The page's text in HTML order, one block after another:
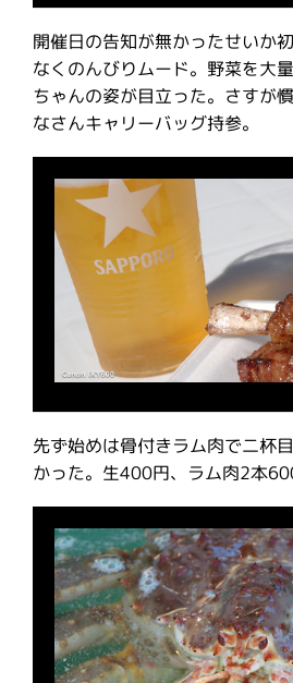
開催日の告知が無かったせいか
なくのんびりムード。野菜を大
ちゃんの姿が目立った。さすが
なさんキャリーバッグ持参。
先ず始めは骨付きラム肉で二杯
かった。生400円、ラム肉2本